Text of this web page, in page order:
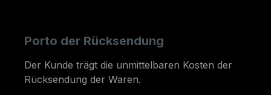
Porto der Rücksendung
Der Kunde trägt die unmittelbaren Kosten der
Rücksendung der Waren.